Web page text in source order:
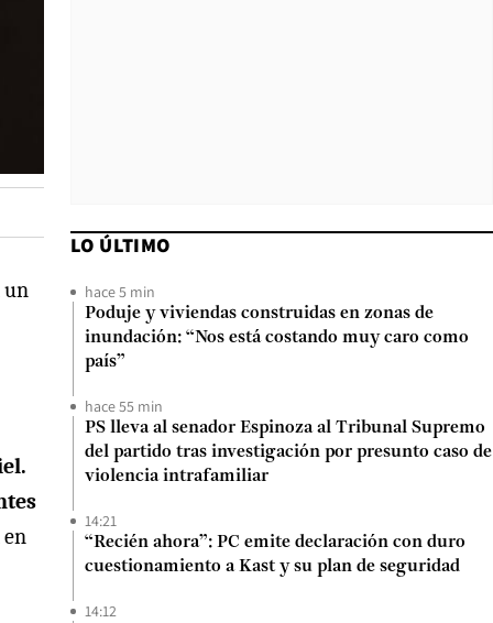
un
en
LO ÚLTIMO
hace 5 min
Poduje y viviendas construidas en zonas de
inundación: “Nos está costando muy caro como
país”
hace 55 min
PS lleva al senador Espinoza al Tribunal Supremo
del partido tras investigación por presunto caso de
violencia intrafamiliar
14:21
“Recién ahora”: PC emite declaración con duro
cuestionamiento a Kast y su plan de seguridad
14:12